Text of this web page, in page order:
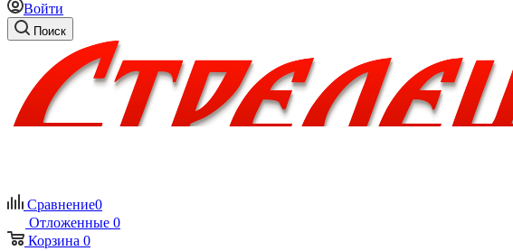
Войти
Поиск
Сравнение0
Отложенные 0
Корзина 0